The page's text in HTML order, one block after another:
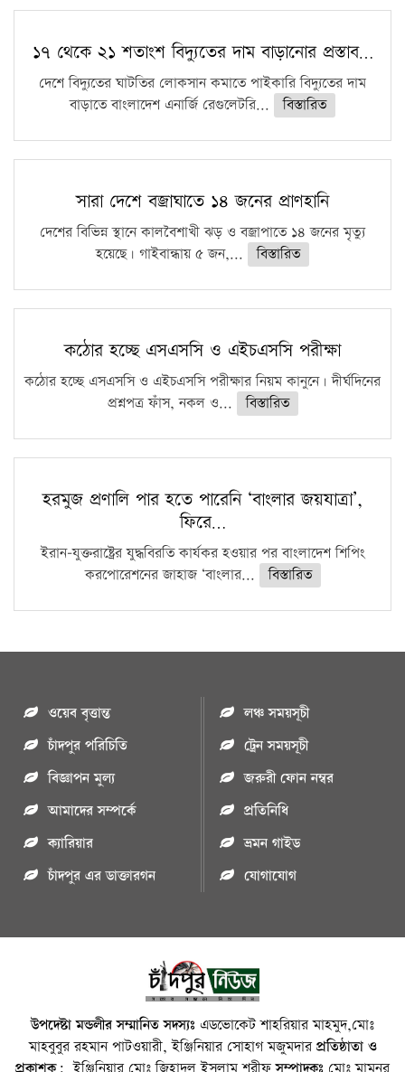
১৭ থেকে ২১ শতাংশ বিদ্যুতের দাম বাড়ানোর প্রস্তাব…
দেশে বিদ্যুতের ঘাটতির লোকসান কমাতে পাইকারি বিদ্যুতের দাম
বাড়াতে বাংলাদেশ এনার্জি রেগুলেটরি...
বিস্তারিত
সারা দেশে বজ্রাঘাতে ১৪ জনের প্রাণহানি
দেশের বিভিন্ন স্থানে কালবৈশাখী ঝড় ও বজ্রাপাতে ১৪ জনের মৃত্যু
হয়েছে। গাইবান্ধায় ৫ জন,...
বিস্তারিত
কঠোর হচ্ছে এসএসসি ও এইচএসসি পরীক্ষা
কঠোর হচ্ছে এসএসসি ও এইচএসসি পরীক্ষার নিয়ম কানুনে। দীর্ঘদিনের
প্রশ্নপত্র ফাঁস, নকল ও...
বিস্তারিত
হরমুজ প্রণালি পার হতে পারেনি ‘বাংলার জয়যাত্রা’,
ফিরে…
ইরান-যুক্তরাষ্ট্রের যুদ্ধবিরতি কার্যকর হওয়ার পর বাংলাদেশ শিপিং
করপোরেশনের জাহাজ ‘বাংলার...
বিস্তারিত
ওয়েব বৃত্তান্ত
চাঁদপুর পরিচিতি
বিজ্ঞাপন মুল্য
আমাদের সম্পর্কে
ক্যারিয়ার
চাঁদপুর এর ডাক্তারগন
লঞ্চ সময়সূচী
ট্রেন সময়সূচী
জরুরী ফোন নম্বর
প্রতিনিধি
ভ্রমন গাইড
যোগাযোগ
উপদেষ্টা মন্ডলীর সম্মানিত সদস্যঃ এডভোকেট শাহরিয়ার মাহমুদ,মোঃ
মাহবুবুর রহমান পাটওয়ারী, ইঞ্জিনিয়ার সোহাগ মজুমদারপ্রতিষ্ঠাতা ও